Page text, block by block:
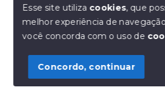
Olá! Estamos
© Copyright 2026 - Henrique
SITE PARA IMOBILIARIA
Esse site utiliza cookies, que
melhor experiência de
você concorda com o uso de
Concordo, continuar